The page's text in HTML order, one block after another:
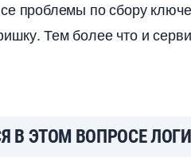
проблемы по сбору
Тем более что и
В ЭТОМ ВОПРОСЕ